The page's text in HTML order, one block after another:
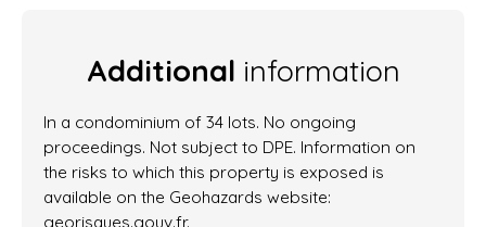
Additional information
In a condominium of 34 lots. No ongoing
proceedings. Not subject to DPE. Information on
the risks to which this property is exposed is
available on the Geohazards website:
georisques.gouv.fr.